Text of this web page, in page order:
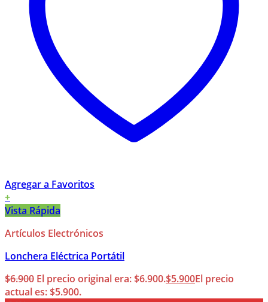
Agregar a Favoritos
+
Vista Rápida
Artículos Electrónicos
Lonchera Eléctrica Portátil
$6.900 El precio original era: $6.900.$5.900El precio
actual es: $5.900.